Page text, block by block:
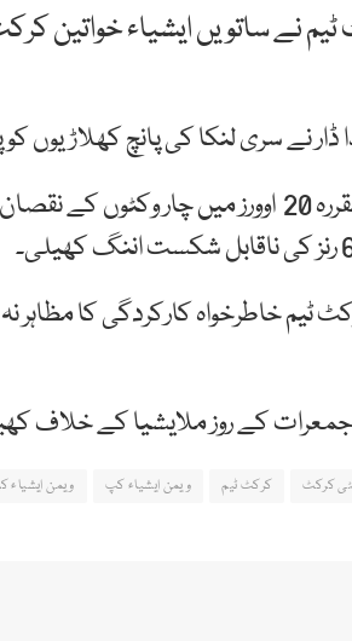
نے سری لنکا کی پانچ کھلاڑیوں کو
جمعرات کے روز ملایشیا کے خلاف
کرکٹ کرکٹ ٹیم ویمن ایشیاء کپ ویمن